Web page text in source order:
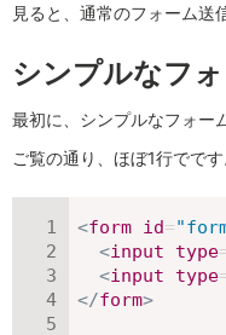
見ると、通常のフォーム送
シンプルなフ
最初に、シンプルなフォー
ご覧の通り、ほぼ1行でです
<form id="
<input type
<input type
</form>